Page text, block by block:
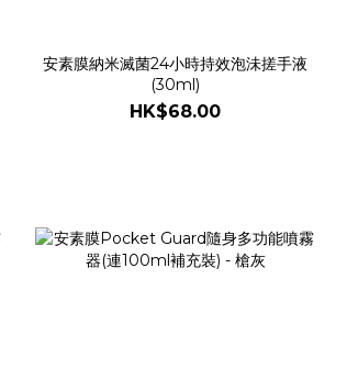
安素膜納米滅菌24小時持效泡沬搓手液
(30ml)
HK$68.00